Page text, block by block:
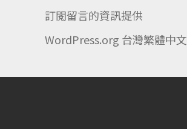
訂閱留言的資訊提供
WordPress.org 台灣繁體中文